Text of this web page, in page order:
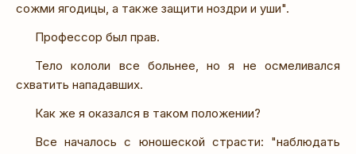
сожми ягодицы, а также защити ноздри и уши".
Профессор был прав.
Тело кололи все больнее, но я не осмеливался
схватить нападавших.
Как же я оказался в таком положении?
Все началось с юношеской страсти: "наблюдать